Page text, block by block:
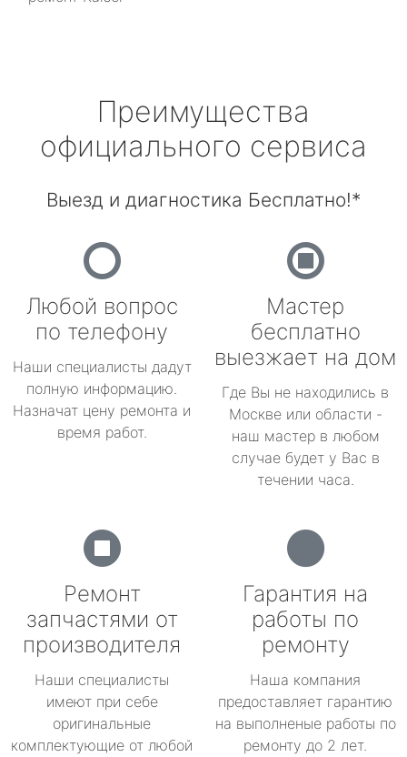
Преимущества
официального сервиса
Выезд и диагностика Бесплатно!*
Любой вопрос
по телефону
Наши специалисты дадут
полную информацию.
Назначат цену ремонта и
время работ.
Мастер
бесплатно
выезжает на дом
Где Вы не находились в
Москве или области -
наш мастер в любом
случае будет у Вас в
течении часа.
Ремонт
запчастями от
производителя
Наши специалисты
имеют при себе
оригинальные
комплектующие от любой
Гарантия на
работы по
ремонту
Наша компания
предоставляет гарантию
на выполненые работы по
ремонту до 2 лет.